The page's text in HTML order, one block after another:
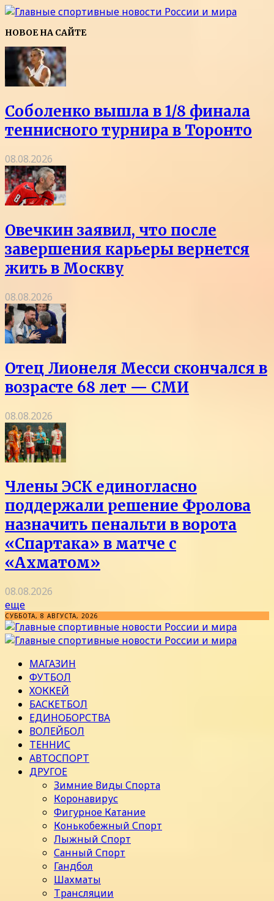
НОВОЕ НА САЙТЕ
Соболенко вышла в 1/8 финала
теннисного турнира в Торонто
08.08.2026
Овечкин заявил, что после
завершения карьеры вернется
жить в Москву
08.08.2026
Отец Лионеля Месси скончался в
возрасте 68 лет — СМИ
08.08.2026
Члены ЭСК единогласно
поддержали решение Фролова
назначить пенальти в ворота
«Спартака» в матче с
«Ахматом»
08.08.2026
еще
СУББОТА, 8 АВГУСТА, 2026
МАГАЗИН
ФУТБОЛ
ХОККЕЙ
БАСКЕТБОЛ
ЕДИНОБОРСТВА
ВОЛЕЙБОЛ
ТЕННИС
АВТОСПОРТ
ДРУГОЕ
Зимние Виды Спорта
Коронавирус
Фигурное Катание
Конькобежный Спорт
Лыжный Спорт
Санный Спорт
Гандбол
Шахматы
Трансляции